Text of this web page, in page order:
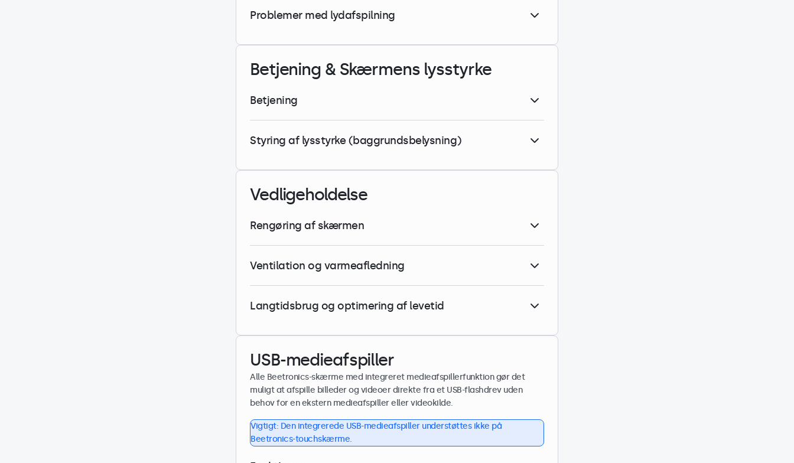
Problemer med lydafspilning
Betjening & Skærmens lysstyrke
Betjening
Styring af lysstyrke (baggrundsbelysning)
Vedligeholdelse
Rengøring af skærmen
Ventilation og varmeafledning
Langtidsbrug og optimering af levetid
USB-medieafspiller
Alle Beetronics-skærme med integreret medieafspillerfunktion gør det
muligt at afspille billeder og videoer direkte fra et USB-flashdrev uden
behov for en ekstern medieafspiller eller videokilde.
Vigtigt: Den integrerede USB-medieafspiller understøttes ikke på
Beetronics-touchskærme.